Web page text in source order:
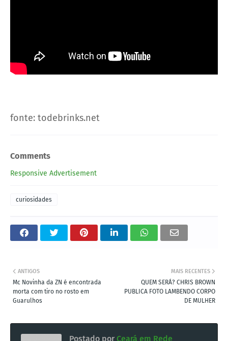
fonte: todebrinks.net
Comments
Responsive Advertisement
curiosidades
MAIS RECENTES
QUEM SERÁ? CHRIS BROWN
PUBLICA FOTO LAMBENDO CORPO
DE MULHER
ANTIGOS
Mc Novinha da ZN é encontrada
morta com tiro no rosto em
Guarulhos
Postado por Ceará em Rede